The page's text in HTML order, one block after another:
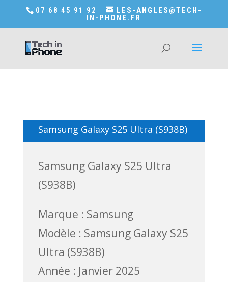
Accédez a Shop-in-tech-in-phone
07 68 45 91 92
LES-ANGLES@TECH-
IN-PHONE.FR
Samsung Galaxy S25 Ultra (S938B)
Samsung Galaxy S25 Ultra
(S938B)
Marque : Samsung
Modèle : Samsung Galaxy S25
Ultra (S938B)
Année : Janvier 2025